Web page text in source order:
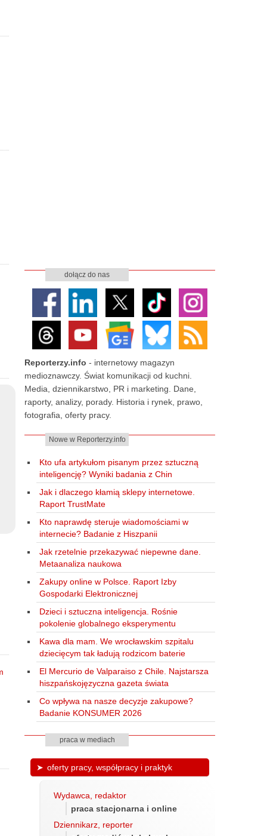
dołącz do nas
Reporterzy.info - internetowy magazyn
medioznawczy. Świat komunikacji od kuchni.
Media, dziennikarstwo, PR i marketing. Dane,
raporty, analizy, porady. Historia i rynek, prawo,
fotografia, oferty pracy.
Nowe w Reporterzy.info
Kto ufa artykułom pisanym przez sztuczną
inteligencję? Wyniki badania z Chin
Jak i dlaczego kłamią sklepy internetowe.
Raport TrustMate
Kto naprawdę steruje wiadomościami w
internecie? Badanie z Hiszpanii
Jak rzetelnie przekazywać niepewne dane.
Metaanaliza naukowa
Zakupy online w Polsce. Raport Izby
Gospodarki Elektronicznej
Dzieci i sztuczna inteligencja. Rośnie
pokolenie globalnego eksperymentu
Kawa dla mam. We wrocławskim szpitalu
dziecięcym tak ładują rodzicom baterie
El Mercurio de Valparaiso z Chile. Najstarsza
hiszpańskojęzyczna gazeta świata
Co wpływa na nasze decyzje zakupowe?
Badanie KONSUMER 2026
praca w mediach
oferty pracy, współpracy i praktyk
Wydawca, redaktor
praca stacjonarna i online
Dziennikarz, reporter